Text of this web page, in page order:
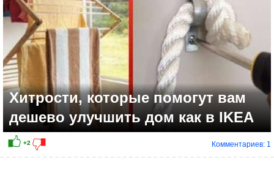
Хитрости, которые помогут вам
дешево улучшить дом как в IKEA
Комментариев: 1